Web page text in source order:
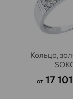
Кольцо,
от 17
Лозовское